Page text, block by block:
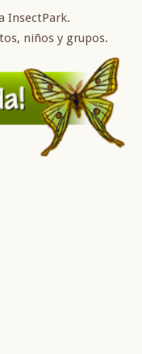
InsectPark.
niños y grupos.